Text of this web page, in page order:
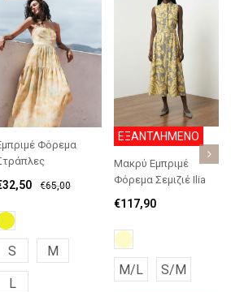
Φόρεμα
€65,00
32,50
S M
L
ΕΞΑΝΤΛΗΜΕΝΟ
Μακρύ Εμπριμέ
Φόρεμα Σεμιζιέ Ilia
€117,90
M/L S/M